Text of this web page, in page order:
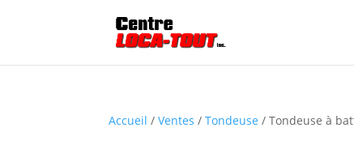
Accueil /Ventes /Tondeuse / Tondeuse à